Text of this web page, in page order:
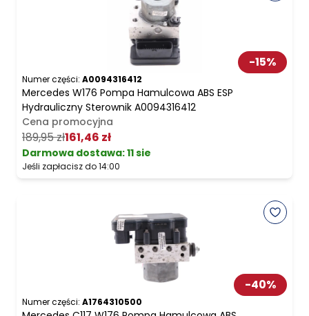
-15%
Numer części: A0094316412
Mercedes W176 Pompa Hamulcowa ABS ESP
Hydrauliczny Sterownik A0094316412
Cena promocyjna
189,95 zł161,46 zł
Darmowa dostawa:11 sie
Jeśli zapłacisz do 14:00
-40%
Numer części: A1764310500